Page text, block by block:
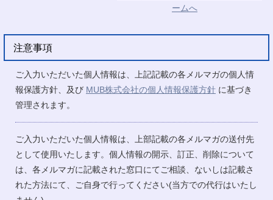
注意事項
ご入力いただいた個人情報は、上記記載の各メルマガの個人情
報保護方針、及び MUB株式会社の個人情報保護方針 に基づき
管理されます。
ご入力いただいた個人情報は、上部記載の各メルマガの送付先
として使用いたします。個人情報の開示、訂正、削除について
は、各メルマガに記載された窓口にてご相談、ないしは記載さ
れた方法にて、ご自身で行ってください(当方での代行はいたし